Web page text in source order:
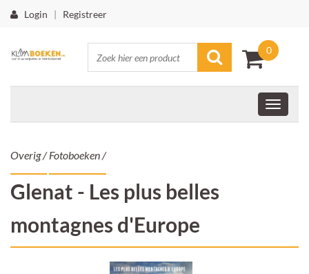
Login | Registreer
0
Overig/ Fotoboeken/
Glenat - Les plus belles
montagnes d'Europe